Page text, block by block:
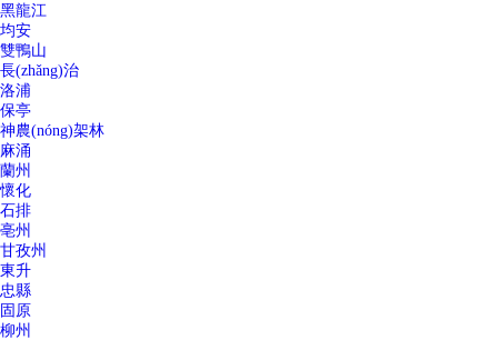
黑龍江
均安
雙鴨山
長(zhǎng)治
洛浦
保亭
神農(nóng)架林
麻涌
蘭州
懷化
石排
亳州
甘孜州
東升
忠縣
固原
柳州